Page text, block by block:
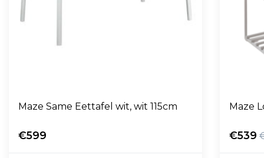
Maze Same Eettafel wit, wit 115cm
€599
Maze
€539